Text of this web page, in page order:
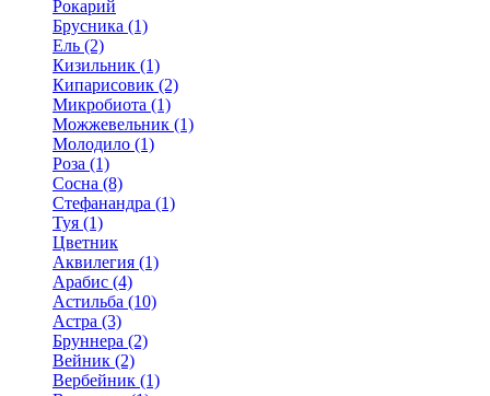
Рокарий
Брусника (1)
Ель (2)
Кизильник (1)
Кипарисовик (2)
Микробиота (1)
Можжевельник (1)
Молодило (1)
Роза (1)
Сосна (8)
Стефанандра (1)
Туя (1)
Цветник
Аквилегия (1)
Арабис (4)
Астильба (10)
Астра (3)
Бруннера (2)
Вейник (2)
Вербейник (1)